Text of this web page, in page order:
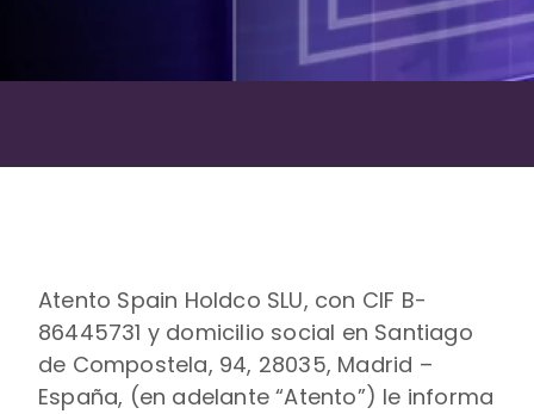
Atento Spain Holdco SLU, con CIF B-
86445731 y domicilio social en Santiago
de Compostela, 94, 28035, Madrid –
España, (en adelante “Atento”) le informa